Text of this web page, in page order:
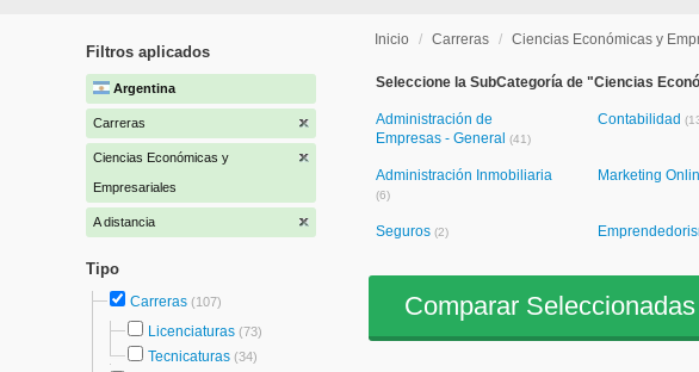
Filtros aplicados
Argentina
Carreras
Ciencias Económicas y
Empresariales
A distancia
Tipo
Carreras (107)
Licenciaturas (73)
Tecnicaturas (34)
Inicio / Carreras / Ciencias Económicas y
Seleccione la SubCategoría de "Ciencias
Administración de
Empresas - General (41)
Contabilidad
Administración Inmobiliaria
(6)
Marketing
Seguros (2)
Comparar